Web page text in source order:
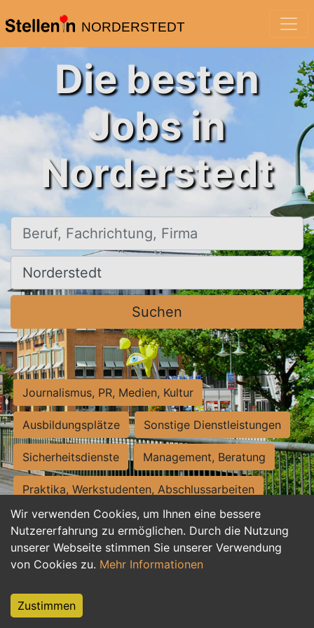
NORDERSTEDT
Wir verwenden Cookies, um Ihnen eine bessere
Nutzererfahrung zu ermöglichen. Durch die Nutzung
unserer Webseite stimmen Sie unserer Verwendung
von Cookies zu. Mehr Informationen
Zustimmen
Die besten
Jobs in
Norderstedt
Beruf, Fachrichtung, Firma
Ort, Stadt
Suchen
Journalismus, PR, Medien, Kultur
Ausbildungsplätze Sonstige Dienstleistungen
Sicherheitsdienste Management, Beratung
Praktika, Werkstudenten, Abschlussarbeiten
Personalwesen Assistenz, Sekretariat
Hilfskräfte, Aushilfs- und Nebenjobs
Weiterbildung, Studium, duale Ausbildung